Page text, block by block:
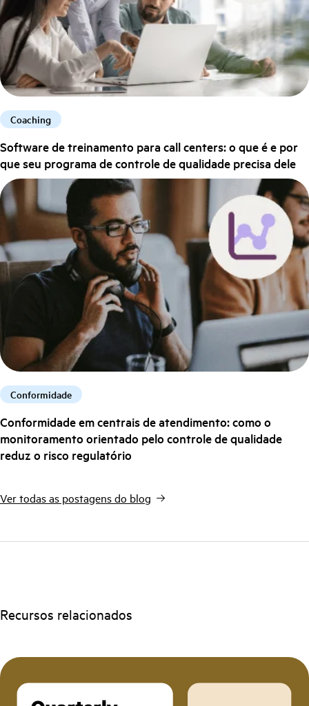
Coaching
Software de treinamento para call centers: o que é e por
que seu programa de controle de qualidade precisa dele
Conformidade
Conformidade em centrais de atendimento: como o
monitoramento orientado pelo controle de qualidade
reduz o risco regulatório
Ver todas as postagens do blog
Recursos relacionados